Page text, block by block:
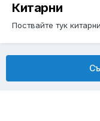
Китарни
Поствайте тук